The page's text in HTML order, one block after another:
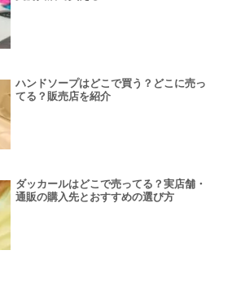
ハンドソープはどこで買う？どこに売っ
てる？販売店を紹介
ダッカールはどこで売ってる？実店舗・
通販の購入先とおすすめの選び方